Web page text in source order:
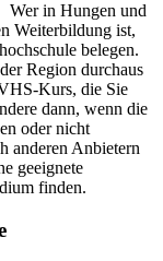
Wer in Hungen und
Weiterbildung ist,
belegen.
Region durchaus
Kurs, die Sie
dann, wenn die
oder nicht
anderen Anbietern
geeignete
finden.